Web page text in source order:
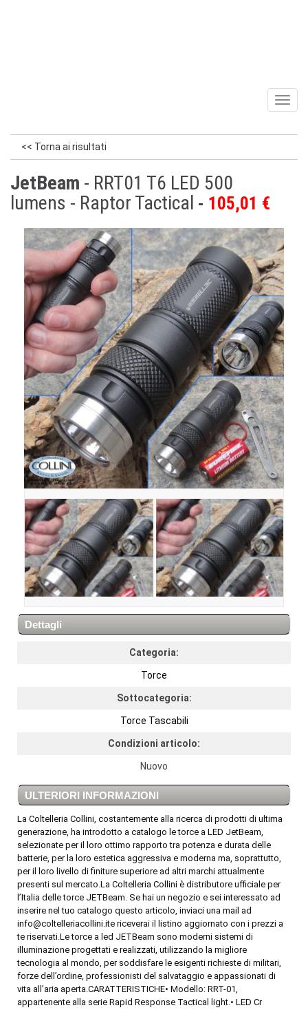
<< Torna ai risultati
JetBeam - RRT01 T6 LED 500
lumens - Raptor Tactical
105,01 €
Dettagli
Categoria:
Torce
Sottocategoria:
Torce Tascabili
Condizioni articolo:
Nuovo
ULTERIORI INFORMAZIONI
La Coltelleria Collini, costantemente alla ricerca di prodotti di ultima
generazione, ha introdotto a catalogo le torce a LED JetBeam,
selezionate per il loro ottimo rapporto tra potenza e durata delle
batterie, per la loro estetica aggressiva e moderna ma, soprattutto,
per il loro livello di finiture superiore ad altri marchi attualmente
presenti sul mercato.La Coltelleria Collini è distributore ufficiale per
l’Italia delle torce JETBeam. Se hai un negozio e sei interessato ad
inserire nel tuo catalogo questo articolo, inviaci una mail ad
info@coltelleriacollini.ite riceverai il listino aggiornato con i prezzi a
te riservati.Le torce a led JETBeam sono moderni sistemi di
illuminazione progettati e realizzati, utilizzando la migliore
tecnologia al mondo, per soddisfare le esigenti richieste di militari,
forze dell’ordine, professionisti del salvataggio e appassionati di
vita all’aria aperta.CARATTERISTICHE• Modello: RRT-01,
appartenente alla serie Rapid Response Tactical light.• LED Cr